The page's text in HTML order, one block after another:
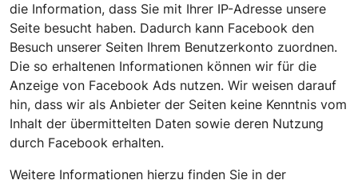
die Information, dass Sie mit Ihrer IP-Adresse unsere
Seite besucht haben. Dadurch kann Facebook den
Besuch unserer Seiten Ihrem Benutzerkonto zuordnen.
Die so erhaltenen Informationen können wir für die
Anzeige von Facebook Ads nutzen. Wir weisen darauf
hin, dass wir als Anbieter der Seiten keine Kenntnis vom
Inhalt der übermittelten Daten sowie deren Nutzung
durch Facebook erhalten.
Weitere Informationen hierzu finden Sie in der